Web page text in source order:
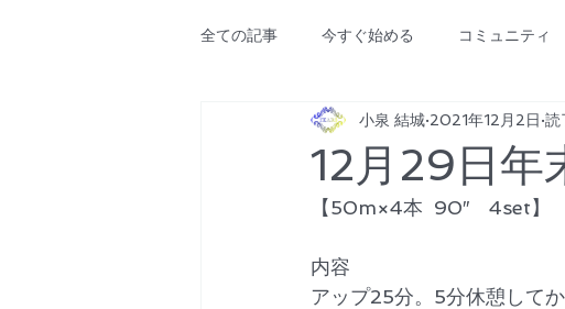
全ての記事 今すぐ始める コミュニティ
12月29日年
小泉 結城 2021年12月2日 読
【50m×4本  90″　4set】
内容
アップ25分。5分休憩して